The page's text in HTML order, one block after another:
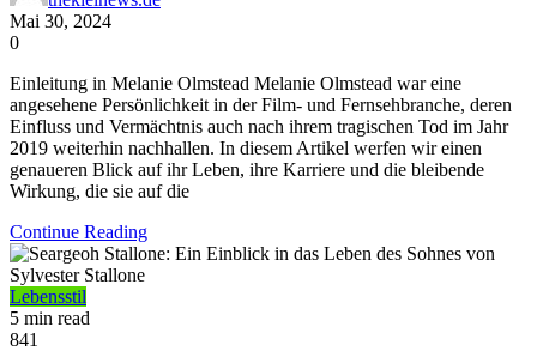
Mai 30, 2024
0
Einleitung in Melanie Olmstead Melanie Olmstead war eine
angesehene Persönlichkeit in der Film- und Fernsehbranche, deren
Einfluss und Vermächtnis auch nach ihrem tragischen Tod im Jahr
2019 weiterhin nachhallen. In diesem Artikel werfen wir einen
genaueren Blick auf ihr Leben, ihre Karriere und die bleibende
Wirkung, die sie auf die
Continue Reading
Lebensstil
5 min read
841